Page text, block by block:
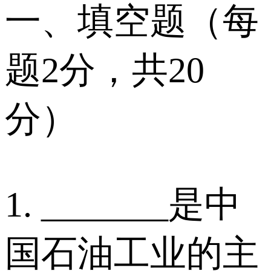
一、填空题（每
题2分，共20
分）
1. _______是中
国石油工业的主